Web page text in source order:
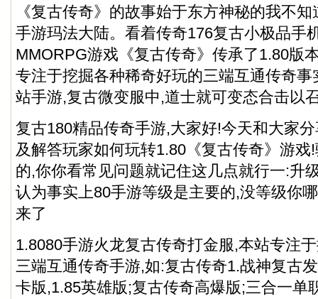
《复古传奇》的故事始于东方神秘的我不
手游玛法大陆。看着传奇176复古小极品手
MMORPG游戏《复古传奇》传承了1.80版
专注于挖掘各种稀奇好玩的三端互通传奇
站手游,复古微变服中,道士就可变态合击以
复古180精品传奇手游,大家好!今天和大家
及解答玩家如何玩转1.80《复古传奇》游戏
的,你你看常见问题就记住这几点就行一:升
认为事实上80手游等级是主要的,没等级你
来了
1.8080手游火龙复古传奇打金服,本站专注
三端互通传奇手游,如:复古传奇1.战神复古
卡版,1.85英雄版;复古传奇高爆版;三合一单